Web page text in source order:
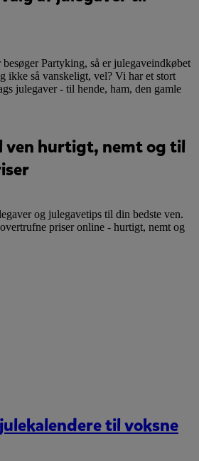
Partyking, så er julegaveindkøbet
ikke så vanskeligt, vel? Vi har et stort
julegaver - til hende, ham, den gamle
ven hurtigt, nemt og til
og julegavetips til din bedste ven.
priser online - hurtigt, nemt og
til voksne